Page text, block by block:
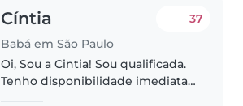
Cíntia
Babá em São Paulo
37
Oi, Sou a Cintia! Sou qualificada.
Tenho disponibilidade imediata